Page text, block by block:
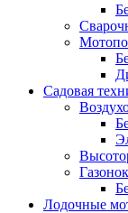
Садовая
Лодочные